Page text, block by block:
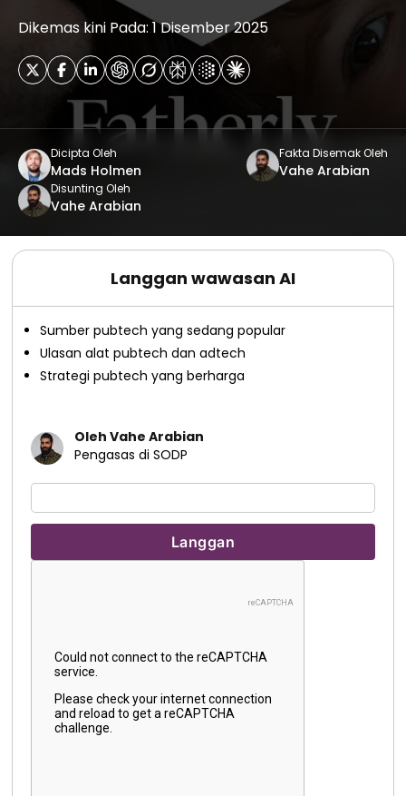
Dikemas kini Pada: 1 Disember 2025
Dicipta Oleh
Mads Holmen
Fakta Disemak Oleh
Vahe Arabian
Disunting Oleh
Vahe Arabian
Langgan wawasan AI
Sumber pubtech yang sedang popular
Ulasan alat pubtech dan adtech
Strategi pubtech yang berharga
Oleh Vahe Arabian
Pengasas di SODP